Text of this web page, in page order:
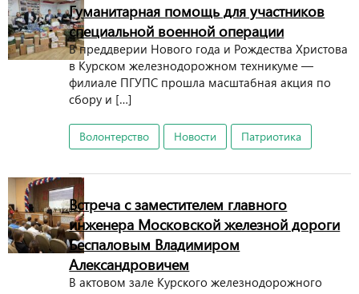
Гуманитарная помощь для участников
специальной военной операции
В преддверии Нового года и Рождества Христова
в Курском железнодорожном техникуме —
филиале ПГУПС прошла масштабная акция по
сбору и […]
Волонтерство Новости Патриотика
Встреча с заместителем главного
инженера Московской железной дороги
Беспаловым Владимиром
Александровичем
В актовом зале Курского железнодорожного